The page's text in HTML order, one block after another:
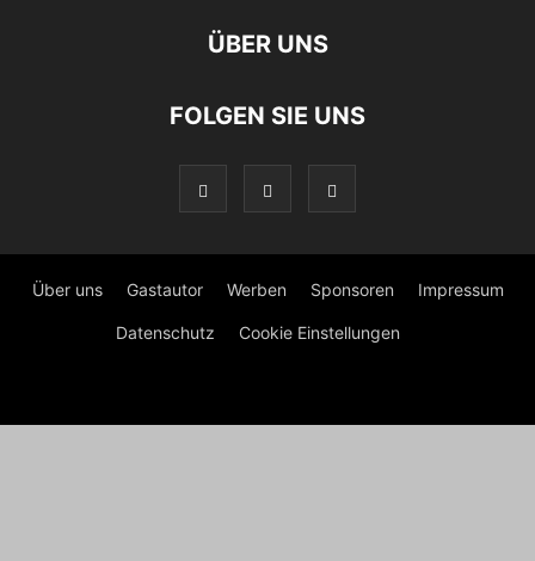
ÜBER UNS
FOLGEN SIE UNS
Über uns Gastautor Werben Sponsoren Impressum
Datenschutz Cookie Einstellungen